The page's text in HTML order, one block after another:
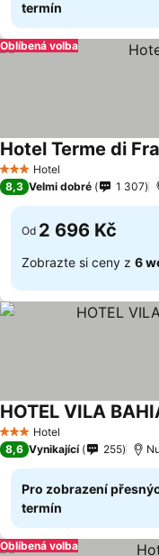
termín
Oblíbená volba
3 Počet hvězdiček
Hotel
Hotel Terme di
8,3 Velmi dobré 1 307
Od 2 696 Kč
Zobrazte si ceny z 6
3 Počet hvězdiček
Hotel
HOTEL VILA
8,6 Vynikající 255
Pro zobrazení
termín
Oblíbená volba